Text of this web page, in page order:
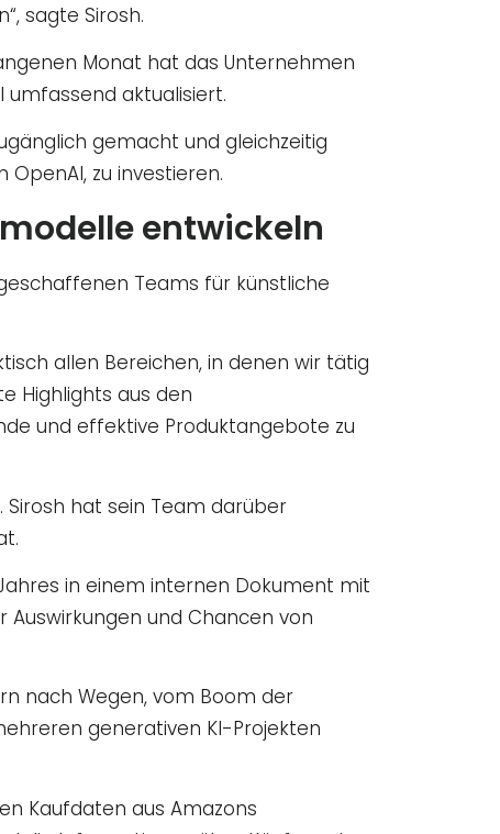
sagte Sirosh.
Monat hat das Unternehmen
aktualisiert.
gemacht und gleichzeitig
OpenAI, zu investieren.
entwickeln
Teams für künstliche
allen Bereichen, in denen wir tätig
Highlights aus den
und effektive Produktangebote zu
Sirosh hat sein Team darüber
in einem internen Dokument mit
Auswirkungen und Chancen von
nach Wegen, vom Boom der
generativen KI-Projekten
Kaufdaten aus Amazons